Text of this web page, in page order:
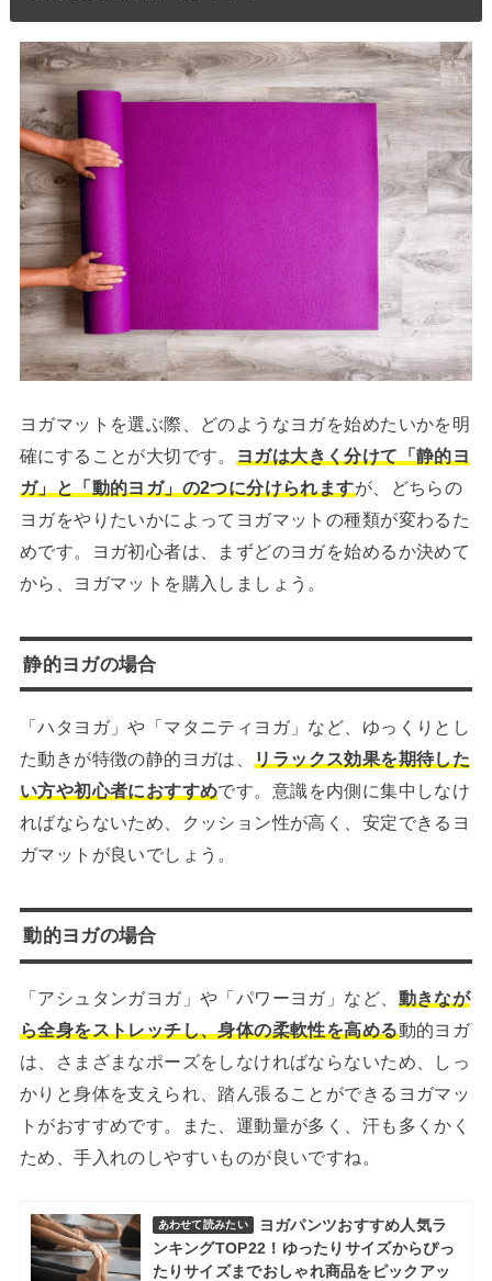
ヨガマットを選ぶ際、どのようなヨガを始めたいかを明
確にすることが大切です。
ヨガは大きく分けて「静的ヨ
ガ」と「動的ヨガ」の2つに分けられますが、どちらの
ヨガをやりたいかによってヨガマットの種類が変わるた
めです。ヨガ初心者は、まずどのヨガを始めるか決めて
から、ヨガマットを購入しましょう。
静的ヨガの場合
「ハタヨガ」や「マタニティヨガ」など、ゆっくりとし
た動きが特徴の静的ヨガは、
リラックス効果を期待した
い方や初心者におすすめです。意識を内側に集中しなけ
ればならないため、クッション性が高く、安定できるヨ
ガマットが良いでしょう。
動的ヨガの場合
「アシュタンガヨガ」や「パワーヨガ」など、 動きなが
ら全身をストレッチし、身体の柔軟性を高める動的ヨガ
は、さまざまなポーズをしなければならないため、しっ
かりと身体を支えられ、踏ん張ることができるヨガマッ
トがおすすめです。また、運動量が多く、汗も多くかく
ため、手入れのしやすいものが良いですね。
あわせて読みたい
ヨガパンツおすすめ人気ラ
ンキングTOP22！ゆったりサイズからぴっ
たりサイズまでおしゃれ商品をピックアッ